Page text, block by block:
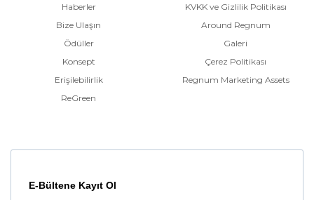
Haberler
Bize Ulaşın
Ödüller
Konsept
Erişilebilirlik
ReGreen
KVKK ve Gizlilik Politikası
Around Regnum
Galeri
Çerez Politikası
Regnum Marketing Assets
E-Bültene Kayıt Ol